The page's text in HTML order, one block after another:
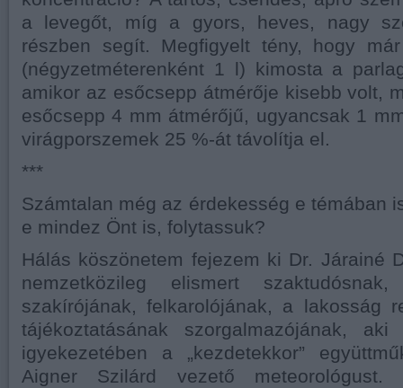
a levegőt, míg a gyors, heves, nagy
részben segít. Megfigyelt tény, hogy
(négyzetméterenként 1 l) kimosta a
amikor az esőcsepp átmérője kisebb volt,
esőcsepp 4 mm átmérőjű, ugyancsak 1
virágporszemek 25 %-át távolítja el.
***
Számtalan még az érdekesség e témában
e mindez Önt is, folytassuk?
Hálás köszönetem fejezem ki Dr. Járainé
nemzetközileg elismert
szakírójának, felkarolójának, a lakosság
tájékoztatásának szorgalmazójának,
igyekezetében a „kezdetekkor”
Aigner Szilárd vezető meteorológust.